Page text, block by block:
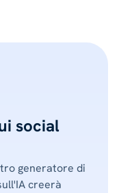
social
generatore di
creerà